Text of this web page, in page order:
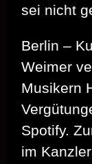
sei nicht
Berlin –
Weimer
Musikern
Spotify.
im